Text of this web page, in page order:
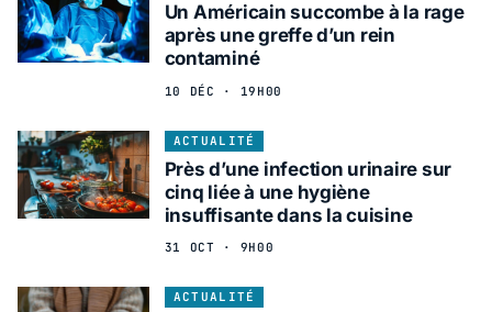
Un Américain succombe à la rage
après une greffe d’un rein
contaminé
10 DÉC · 19H00
ACTUALITÉ
Près d’une infection urinaire sur
cinq liée à une hygiène
insuffisante dans la cuisine
31 OCT · 9H00
ACTUALITÉ